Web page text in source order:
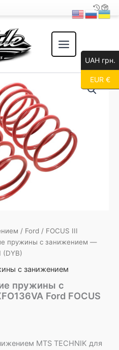
/ Ford / FOCUS III
пружины с занижением —
(DYB)
с занижением
пружины с
Ford FOCUS
MTS TECHNIK для
UAH грн.
EUR €